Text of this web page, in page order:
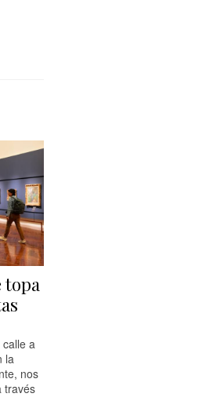
topa
a
la
nos
través